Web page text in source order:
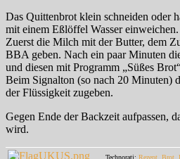
Das Quittenbrot klein schneiden oder
mit einem Eßlöffel Wasser einweichen.
Zuerst die Milch mit der Butter, dem
BBA geben. Nach ein paar Minuten
und diesen mit Programm „Süßes
Beim Signalton (so nach 20 Minuten)
der Flüssigkeit zugeben.
Gegen Ende der Backzeit aufpassen,
wird.
Technorati: Rezept Brot